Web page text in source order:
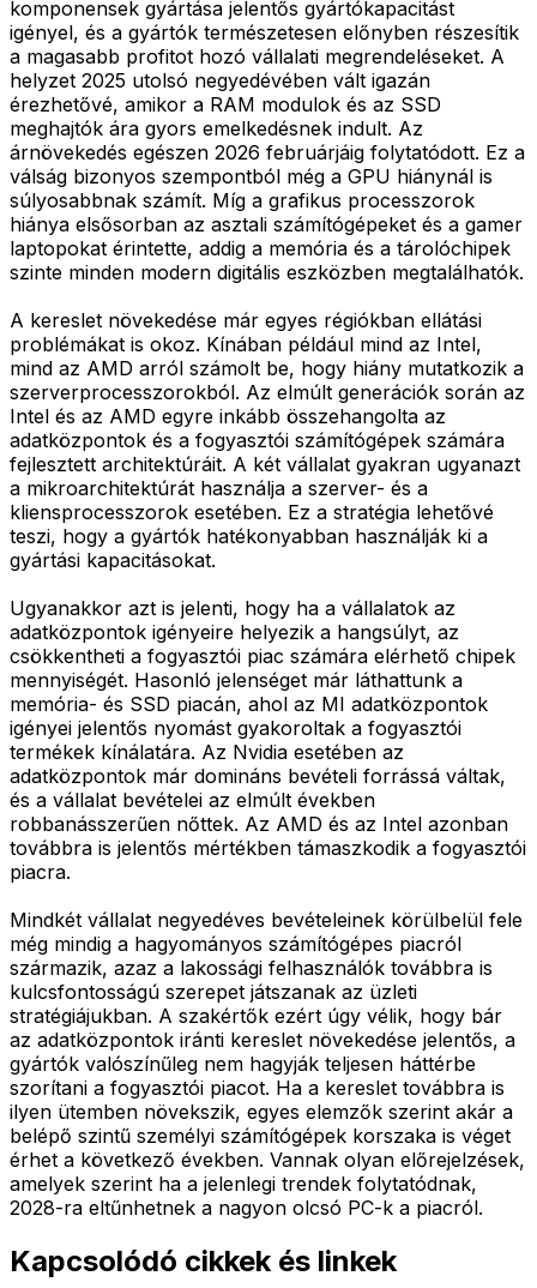
komponensek gyártása jelentős gyártókapacitást
igényel, és a gyártók természetesen előnyben részesítik
a magasabb profitot hozó vállalati megrendeléseket. A
helyzet 2025 utolsó negyedévében vált igazán
érezhetővé, amikor a RAM modulok és az SSD
meghajtók ára gyors emelkedésnek indult. Az
árnövekedés egészen 2026 februárjáig folytatódott. Ez a
válság bizonyos szempontból még a GPU hiánynál is
súlyosabbnak számít. Míg a grafikus processzorok
hiánya elsősorban az asztali számítógépeket és a gamer
laptopokat érintette, addig a memória és a tárolóchipek
szinte minden modern digitális eszközben megtalálhatók.
A kereslet növekedése már egyes régiókban ellátási
problémákat is okoz. Kínában például mind az Intel,
mind az AMD arról számolt be, hogy hiány mutatkozik a
szerverprocesszorokból. Az elmúlt generációk során az
Intel és az AMD egyre inkább összehangolta az
adatközpontok és a fogyasztói számítógépek számára
fejlesztett architektúráit. A két vállalat gyakran ugyanazt
a mikroarchitektúrát használja a szerver- és a
kliensprocesszorok esetében. Ez a stratégia lehetővé
teszi, hogy a gyártók hatékonyabban használják ki a
gyártási kapacitásokat.
Ugyanakkor azt is jelenti, hogy ha a vállalatok az
adatközpontok igényeire helyezik a hangsúlyt, az
csökkentheti a fogyasztói piac számára elérhető chipek
mennyiségét. Hasonló jelenséget már láthattunk a
memória- és SSD piacán, ahol az MI adatközpontok
igényei jelentős nyomást gyakoroltak a fogyasztói
termékek kínálatára. Az Nvidia esetében az
adatközpontok már domináns bevételi forrássá váltak,
és a vállalat bevételei az elmúlt években
robbanásszerűen nőttek. Az AMD és az Intel azonban
továbbra is jelentős mértékben támaszkodik a fogyasztói
piacra.
Mindkét vállalat negyedéves bevételeinek körülbelül fele
még mindig a hagyományos számítógépes piacról
származik, azaz a lakossági felhasználók továbbra is
kulcsfontosságú szerepet játszanak az üzleti
stratégiájukban. A szakértők ezért úgy vélik, hogy bár
az adatközpontok iránti kereslet növekedése jelentős, a
gyártók valószínűleg nem hagyják teljesen háttérbe
szorítani a fogyasztói piacot. Ha a kereslet továbbra is
ilyen ütemben növekszik, egyes elemzők szerint akár a
belépő szintű személyi számítógépek korszaka is véget
érhet a következő években. Vannak olyan előrejelzések,
amelyek szerint ha a jelenlegi trendek folytatódnak,
2028-ra eltűnhetnek a nagyon olcsó PC-k a piacról.
Kapcsolódó cikkek és linkek